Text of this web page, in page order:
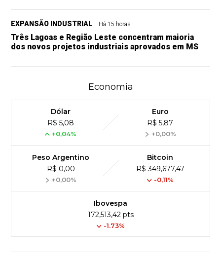
EXPANSÃO INDUSTRIAL Há 15 horas
Três Lagoas e Região Leste concentram maioria
dos novos projetos industriais aprovados em MS
Economia
Dólar
R$ 5,08
+0,04%
Euro
R$ 5,87
+0,00%
Peso Argentino
R$ 0,00
+0,00%
Bitcoin
R$ 349,677,47
-0,11%
Ibovespa
172,513,42 pts
-1.73%